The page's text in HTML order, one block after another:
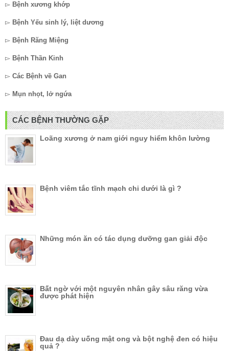
▻ Bệnh xương khớp
▻ Bệnh Yếu sinh lý, liệt dương
▻ Bệnh Răng Miệng
▻ Bệnh Thần Kinh
▻ Các Bệnh về Gan
▻ Mụn nhọt, lở ngứa
CÁC BỆNH THƯỜNG GẶP
Loãng xương ở nam giới nguy hiểm khôn lường
Bệnh viêm tắc tĩnh mạch chi dưới là gì ?
Những món ăn có tác dụng dưỡng gan giải độc
Bất ngờ với một nguyên nhân gây sâu răng vừa
được phát hiện
Đau dạ dày uống mật ong và bột nghệ đen có hiệu
quả ?